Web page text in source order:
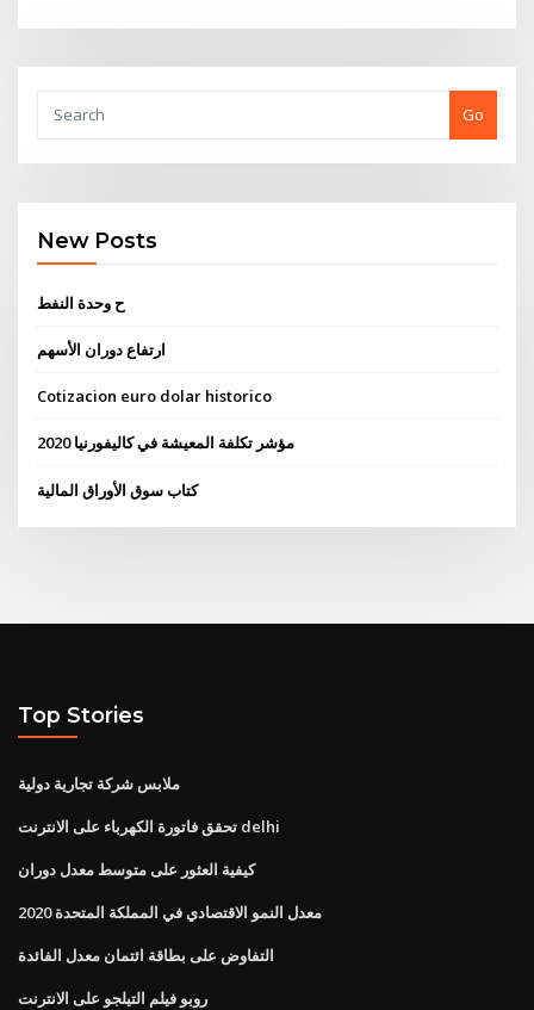
Go
New Posts
ح وحدة النفط
ارتفاع دوران الأسهم
Cotizacion euro dolar historico
مؤشر تكلفة المعيشة في كاليفورنيا 2020
كتاب سوق الأوراق المالية
Top Stories
ملابس شركة تجارية دولية
تحقق فاتورة الكهرباء على الانترنت delhi
كيفية العثور على متوسط ​​معدل دوران
معدل النمو الاقتصادي في المملكة المتحدة 2020
التفاوض على بطاقة ائتمان معدل الفائدة
روبو فيلم التيلجو على الانترنت